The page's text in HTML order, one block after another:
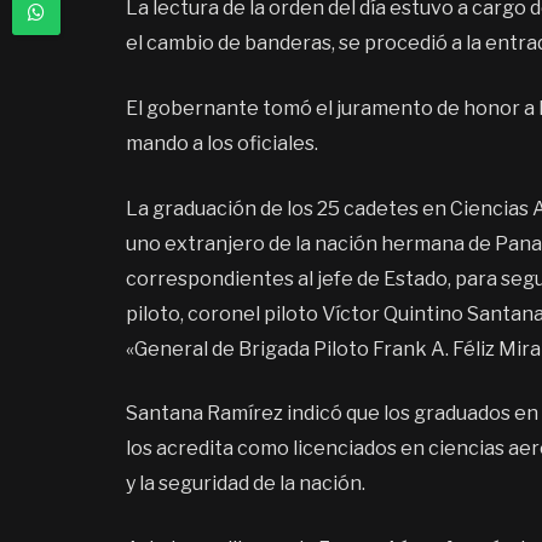
La lectura de la orden del día estuvo a
el cambio de banderas, se procedió a la
El gobernante tomó el juramento de honor a
mando a los oficiales.
La graduación de los 25 cadetes en
uno extranjero de la nación hermana de
correspondientes al jefe de Estado, para
piloto, coronel piloto Víctor Quintino
«General de Brigada Piloto Frank A. Féliz
Santana Ramírez indicó que los graduados
los acredita como licenciados en ciencias
y la seguridad de la nación.